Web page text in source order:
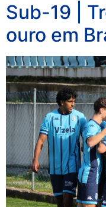
Sub-19 |
ouro em